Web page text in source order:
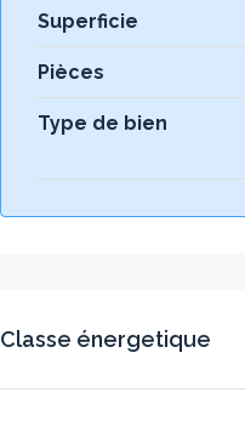
Superficie
Pièces
Type de bien
Classe énergetique